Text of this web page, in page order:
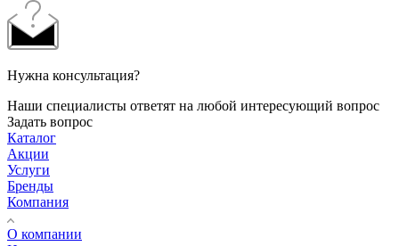
Нужна консультация?
Наши специалисты ответят на любой интересующий вопрос
Задать вопрос
Каталог
Акции
Услуги
Бренды
Компания
О компании